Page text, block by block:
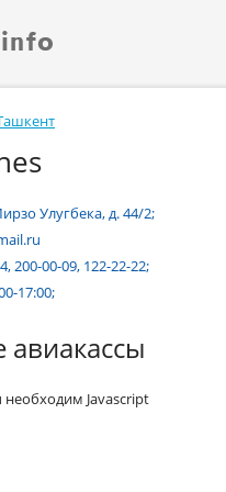
Улугбека, д. 44/2;
200-00-09, 122-22-22;
17:00;
Javascript